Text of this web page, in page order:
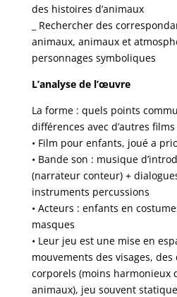
des histoires d’animaux
_ Rechercher des
animaux, animaux et
personnages symboliques
L’analyse de l’œuvre
La forme : quels points
différences avec d’autres
• Film pour enfants, joué a
• Bande son : musique
(narrateur conteur) +
instruments percussions
• Acteurs : enfants en
masques
• Leur jeu est une mise en
mouvements des visages,
corporels (moins harmonieux
animaux), jeu souvent